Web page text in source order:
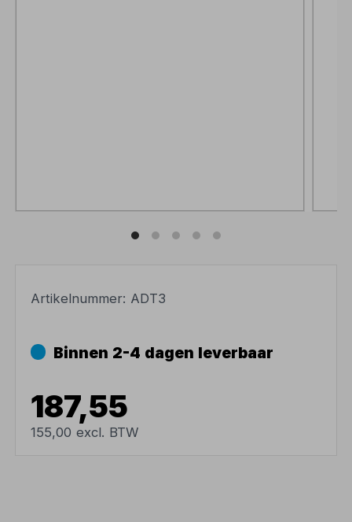
Artikelnummer: ADT3
Binnen 2-4 dagen leverbaar
187,55
155,00 excl. BTW